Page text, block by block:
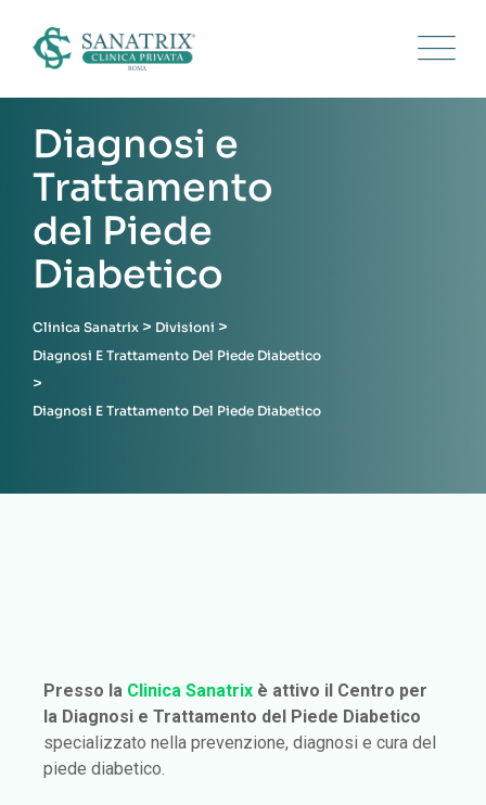
Diagnosi e
Trattamento
del Piede
Diabetico
Clinica Sanatrix > Divisioni >
Diagnosi E Trattamento Del Piede Diabetico
>
Diagnosi E Trattamento Del Piede Diabetico
Presso la Clinica Sanatrix è attivo il Centro per
la Diagnosi e Trattamento del Piede Diabetico
specializzato nella prevenzione, diagnosi e cura del
piede diabetico.